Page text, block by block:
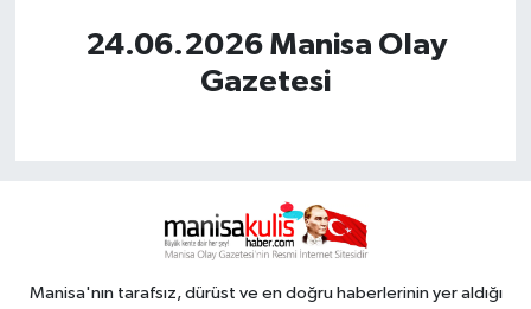
24.06.2026 Manisa Olay
Gazetesi
Manisa'nın tarafsız, dürüst ve en doğru haberlerinin yer aldığı